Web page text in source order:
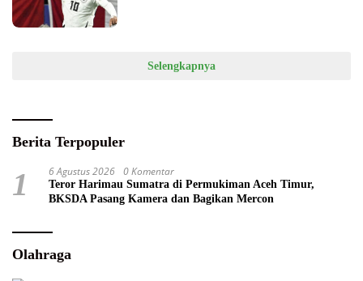
Selengkapnya
Berita Terpopuler
1 6 Agustus 2026 0 Komentar
Teror Harimau Sumatra di Permukiman Aceh Timur,
BKSDA Pasang Kamera dan Bagikan Mercon
Olahraga